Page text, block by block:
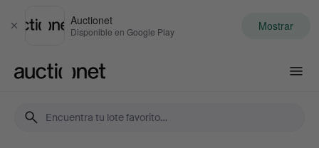
Cerrar
Auctionet
Disponible en Google Play Mostrar